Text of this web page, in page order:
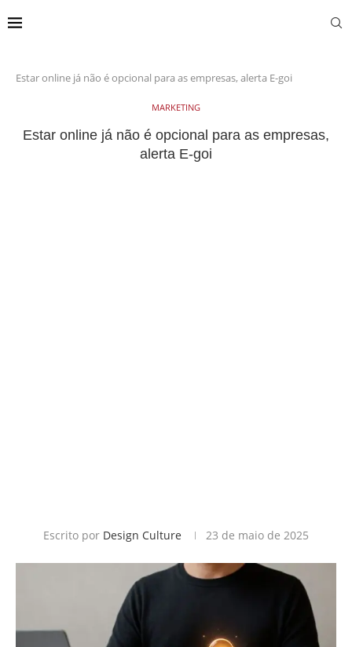
Estar online já não é opcional para as empresas, alerta E-goi
MARKETING
Estar online já não é opcional para as empresas,
alerta E-goi
Escrito por Design Culture 23 de maio de 2025